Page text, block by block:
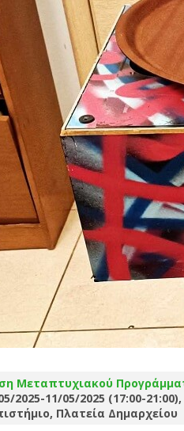
Μεταπτυχιακού
2025-11/05/2025 (17:00-
Πλατεία Δημαρχείου